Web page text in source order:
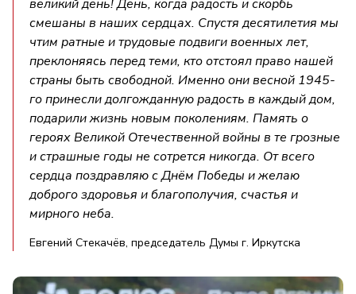
великий день! День, когда радость и скорбь
смешаны в наших сердцах. Спустя десятилетия мы
чтим ратные и трудовые подвиги военных лет,
преклоняясь перед теми, кто отстоял право нашей
страны быть свободной. Именно они весной 1945-
го принесли долгожданную радость в каждый дом,
подарили жизнь новым поколениям. Память о
героях Великой Отечественной войны в те грозные
и страшные годы не сотрется никогда. От всего
сердца поздравляю с Днём Победы и желаю
доброго здоровья и благополучия, счастья и
мирного неба.
Евгений Стекачёв, председатель Думы г. Иркутска